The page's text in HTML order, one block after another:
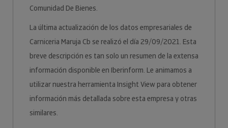
Comunidad De Bienes.
La última actualización de los datos empresariales de
Carniceria Maruja Cb se realizó el día 29/09/2021. Esta
breve descripción es tan solo un resumen de la extensa
información disponible en Iberinform. Le animamos a
utilizar nuestra herramienta Insight View para obtener
información más detallada sobre esta empresa y otras
similares.